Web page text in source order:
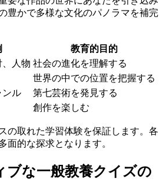
豊かで多様な文化のパノラマを補完
教育的目的
人物 社会の進化を理解する
世界の中での位置を把握する
ンル
第七芸術を発見する
創作を楽しむ
の取れた学習体験を保証します。各
面的な探求となります。
ブな一般教養クイズの